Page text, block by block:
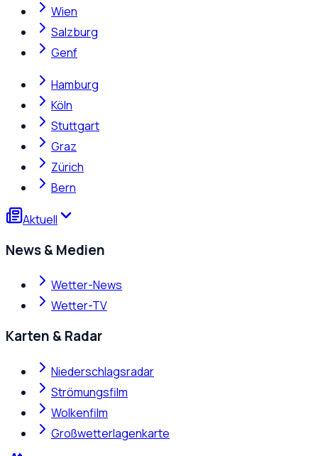
Wien
Salzburg
Genf
Hamburg
Köln
Stuttgart
Graz
Zürich
Bern
Aktuell
News & Medien
Wetter-News
Wetter-TV
Karten & Radar
Niederschlagsradar
Strömungsfilm
Wolkenfilm
Großwetterlagenkarte